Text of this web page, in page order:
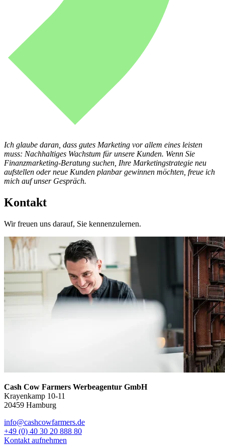
Ich glaube daran, dass gutes Marketing vor allem eines leisten
muss: Nachhaltiges Wachstum für unsere Kunden. Wenn Sie
Finanzmarketing-Beratung suchen, Ihre Marketingstrategie neu
aufstellen oder neue Kunden planbar gewinnen möchten, freue ich
mich auf unser Gespräch.
Kontakt
Wir freuen uns darauf, Sie kennenzulernen.
Cash Cow Farmers Werbeagentur GmbH
Krayenkamp 10-11
20459 Hamburg
info@cashcowfarmers.de
+49 (0) 40 30 20 888 80
Kontakt aufnehmen